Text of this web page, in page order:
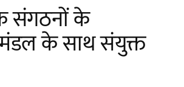
संगठनों के
के साथ संयुक्त